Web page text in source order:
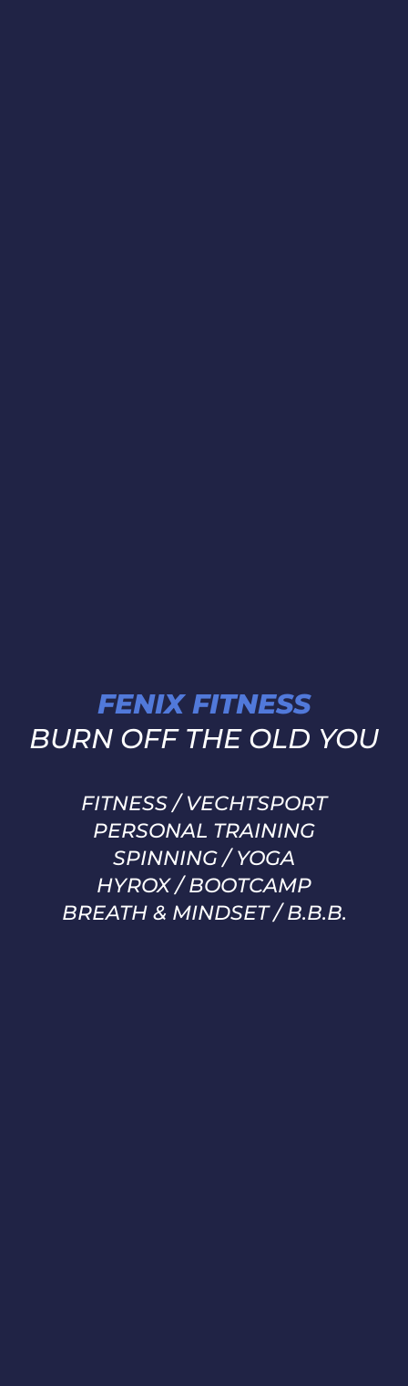
FENIX FITNESS
BURN OFF THE OLD YOU
FITNESS / VECHTSPORT
PERSONAL TRAINING
SPINNING / YOGA
HYROX / BOOTCAMP
BREATH & MINDSET / B.B.B.